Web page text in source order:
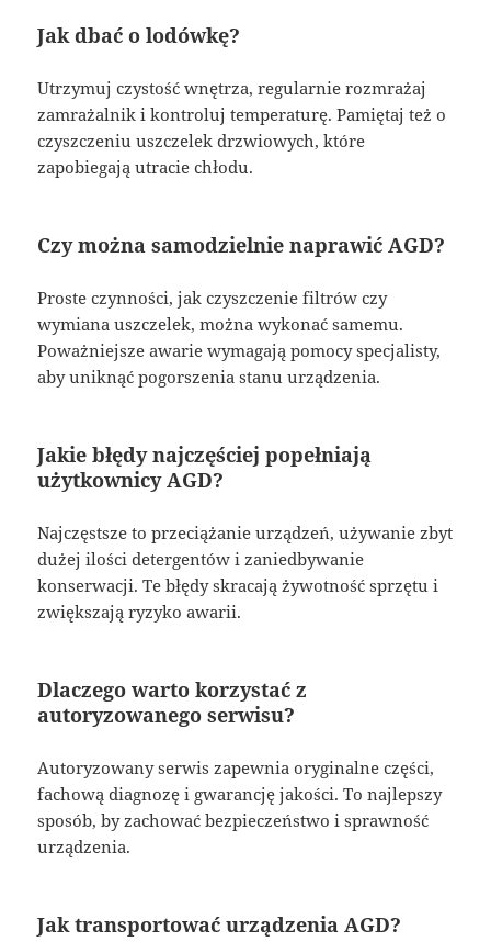
Jak dbać o lodówkę?
Utrzymuj czystość wnętrza, regularnie rozmrażaj
zamrażalnik i kontroluj temperaturę. Pamiętaj też o
czyszczeniu uszczelek drzwiowych, które
zapobiegają utracie chłodu.
Czy można samodzielnie naprawić AGD?
Proste czynności, jak czyszczenie filtrów czy
wymiana uszczelek, można wykonać samemu.
Poważniejsze awarie wymagają pomocy specjalisty,
aby uniknąć pogorszenia stanu urządzenia.
Jakie błędy najczęściej popełniają
użytkownicy AGD?
Najczęstsze to przeciążanie urządzeń, używanie zbyt
dużej ilości detergentów i zaniedbywanie
konserwacji. Te błędy skracają żywotność sprzętu i
zwiększają ryzyko awarii.
Dlaczego warto korzystać z
autoryzowanego serwisu?
Autoryzowany serwis zapewnia oryginalne części,
fachową diagnozę i gwarancję jakości. To najlepszy
sposób, by zachować bezpieczeństwo i sprawność
urządzenia.
Jak transportować urządzenia AGD?